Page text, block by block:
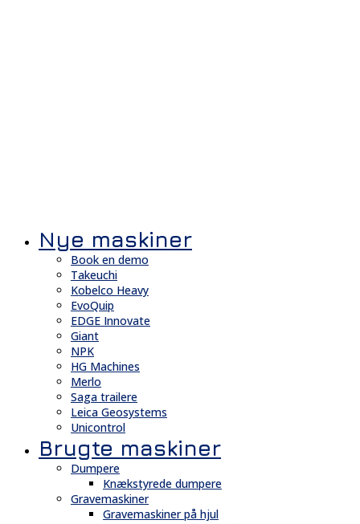
Nye maskiner
Book en demo
Takeuchi
Kobelco Heavy
EvoQuip
EDGE Innovate
Giant
NPK
HG Machines
Merlo
Saga trailere
Leica Geosystems
Unicontrol
Brugte maskiner
Dumpere
Knækstyrede dumpere
Gravemaskiner
Gravemaskiner på hjul